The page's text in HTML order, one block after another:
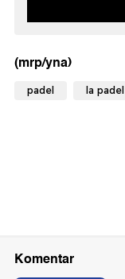
(mrp/yna)
padel la padel
Komentar